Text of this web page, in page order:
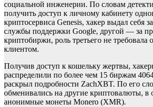
социальной инженерии. По словам
получить доступ к личному кабинету
криптосервиса Genesis, хакер выдал себя
службы поддержки Google, другой — за
криптобиржи, роль третьего не требовала
клиентом.
Получив доступ к кошельку жертвы,
распределили по более чем 15 биржам
раскрыл подробности ZachXBT. По его
обменивались на другие криптовалюты, в
анонимные монеты Monero (XMR).